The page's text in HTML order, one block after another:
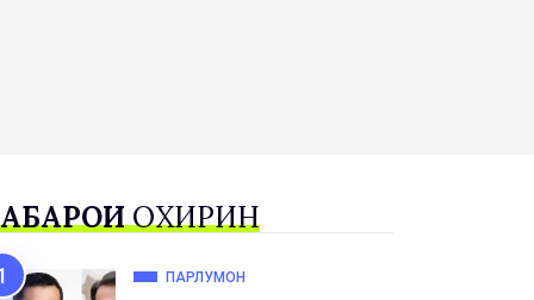
ОХИРИН
ПАРЛУМОН